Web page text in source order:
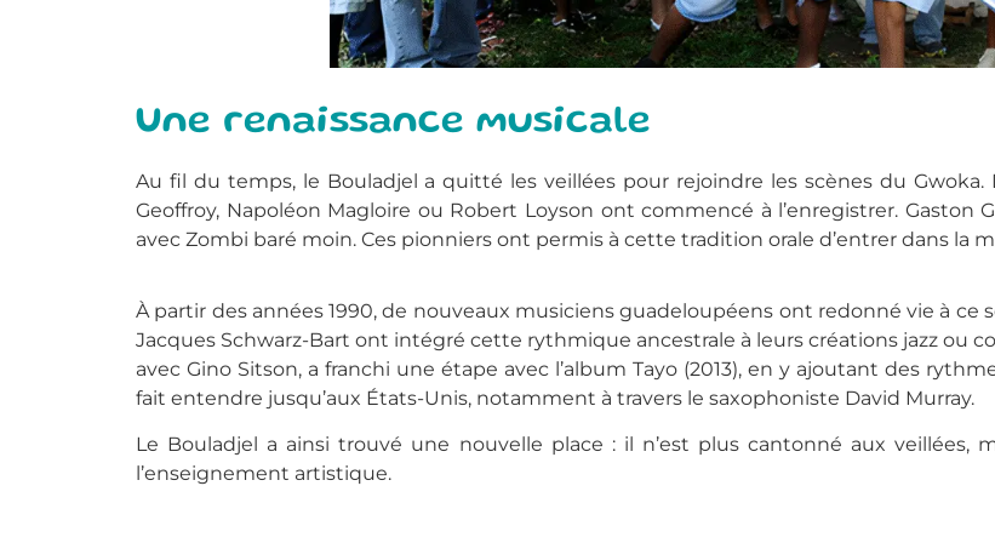
Une renaissance musicale
Au fil du temps, le Bouladjel a quitté les veillées pour rejoindre les scènes du Gwoka.
Geoffroy, Napoléon Magloire ou Robert Loyson ont commencé à l’enregistrer. Gaston
avec Zombi baré moin. Ces pionniers ont permis à cette tradition orale d’entrer dans la
À partir des années 1990, de nouveaux musiciens guadeloupéens ont redonné vie à ce
Jacques Schwarz-Bart ont intégré cette rythmique ancestrale à leurs créations jazz ou
avec Gino Sitson, a franchi une étape avec l’album Tayo (2013), en y ajoutant des
fait entendre jusqu’aux États-Unis, notamment à travers le saxophoniste David Murray.
Le Bouladjel a ainsi trouvé une nouvelle place : il n’est plus cantonné aux veillées,
l’enseignement artistique.